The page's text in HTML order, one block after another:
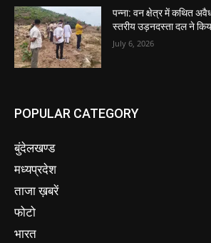
पन्ना: वन क्षेत्र में कथित
स्तरीय उड़नदस्ता दल ने
July 6, 2026
POPULAR CATEGORY
बुंदेलखण्ड
मध्यप्रदेश
ताजा ख़बरें
फोटो
भारत